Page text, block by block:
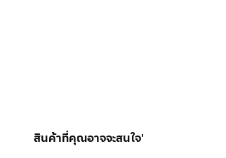
สินค้าที่คุณอาจจะสนใจ'